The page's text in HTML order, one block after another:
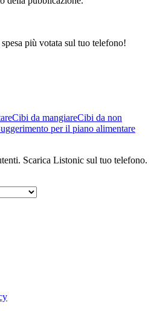
più votata sul tuo telefono!
Cibi da mangiareCibi da non
per il piano alimentare
Scarica Listonic sul tuo telefono.